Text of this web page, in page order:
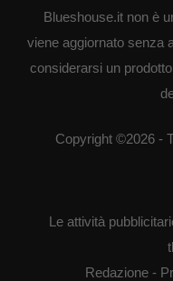
Blueshouse.it non è
viene aggiornato senza
considerarsi un
Copyright ©2026 -
Le attività
Redazione -